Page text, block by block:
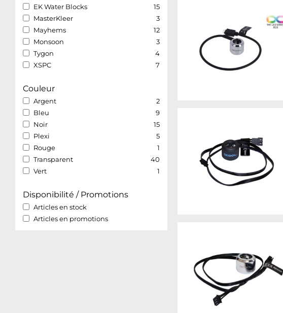
EK Water Blocks
15
MasterKleer
3
Mayhems
12
Monsoon
3
Tygon
4
XSPC
7
Couleur
Argent
2
Bleu
9
Noir
15
Plexi
5
Rouge
1
Transparent
40
Vert
1
Disponibilité / Promotions
Articles en stock
Articles en promotions